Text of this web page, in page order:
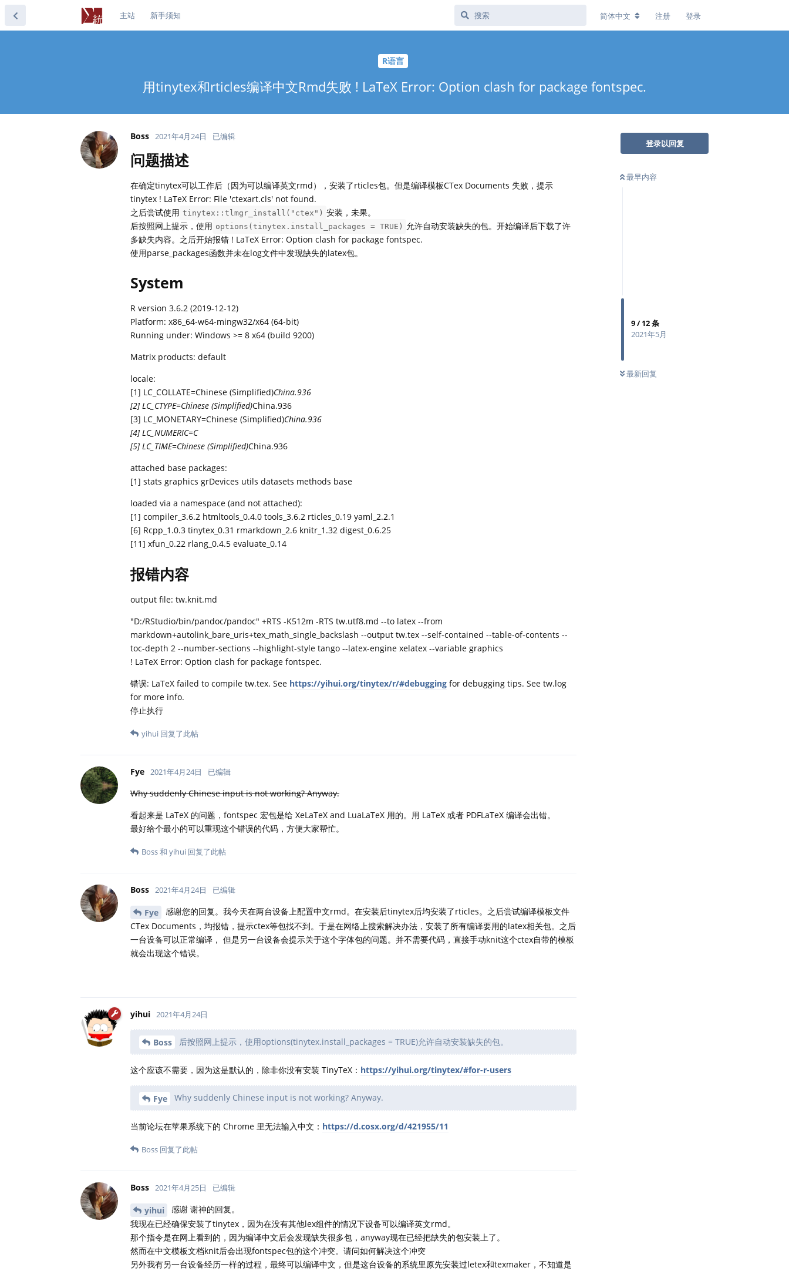
主站 新手须知 简体中文 注册 登录
R语言
用tinytex和rticles编译中文Rmd失败 ! LaTeX Error: Option clash for package fontspec.
登录以回复
最早内容
9/12条
2021年5月
最新回复
Boss 2021年4月24日 已编辑
问题描述
在确定tinytex可以工作后（因为可以编译英文rmd），安装了rticles包。但是编译模板CTex Documents 失败，提示
tinytex ! LaTeX Error: File 'ctexart.cls' not found.
之后尝试使用 tinytex::tlmgr_install("ctex") 安装，未果。
后按照网上提示，使用 options(tinytex.install_packages = TRUE) 允许自动安装缺失的包。开始编译后下载了许
多缺失内容。之后开始报错 ! LaTeX Error: Option clash for package fontspec.
使用parse_packages函数并未在log文件中发现缺失的latex包。
System
R version 3.6.2 (2019-12-12)
Platform: x86_64-w64-mingw32/x64 (64-bit)
Running under: Windows >= 8 x64 (build 9200)
Matrix products: default
locale:
[1] LC_COLLATE=Chinese (Simplified)China.936
[2] LC_CTYPE=Chinese (Simplified)China.936
[3] LC_MONETARY=Chinese (Simplified)China.936
[4] LC_NUMERIC=C
[5] LC_TIME=Chinese (Simplified)China.936
attached base packages:
[1] stats graphics grDevices utils datasets methods base
loaded via a namespace (and not attached):
[1] compiler_3.6.2 htmltools_0.4.0 tools_3.6.2 rticles_0.19 yaml_2.2.1
[6] Rcpp_1.0.3 tinytex_0.31 rmarkdown_2.6 knitr_1.32 digest_0.6.25
[11] xfun_0.22 rlang_0.4.5 evaluate_0.14
报错内容
output file: tw.knit.md
"D:/RStudio/bin/pandoc/pandoc" +RTS -K512m -RTS tw.utf8.md --to latex --from
markdown+autolink_bare_uris+tex_math_single_backslash --output tw.tex --self-contained --table-of-contents --
toc-depth 2 --number-sections --highlight-style tango --latex-engine xelatex --variable graphics
! LaTeX Error: Option clash for package fontspec.
错误: LaTeX failed to compile tw.tex. See https://yihui.org/tinytex/r/#debugging for debugging tips. See tw.log
for more info.
停止执行
yihui 回复了此帖
Fye 2021年4月24日 已编辑
Why suddenly Chinese input is not working? Anyway.
看起来是 LaTeX 的问题，fontspec 宏包是给 XeLaTeX and LuaLaTeX 用的。用 LaTeX 或者 PDFLaTeX 编译会出错。
最好给个最小的可以重现这个错误的代码，方便大家帮忙。
Boss和 yihui 回复了此帖
Boss 2021年4月24日 已编辑
Fye
感谢您的回复。我今天在两台设备上配置中文rmd。在安装后tinytex后均安装了rticles。之后尝试编译模板文件
CTex Documents，均报错，提示ctex等包找不到。于是在网络上搜索解决办法，安装了所有编译要用的latex相关包。之后
一台设备可以正常编译， 但是另一台设备会提示关于这个字体包的问题。并不需要代码，直接手动knit这个ctex自带的模板
就会出现这个错误。
yihui 2021年4月24日
Boss 后按照网上提示，使用options(tinytex.install_packages = TRUE)允许自动安装缺失的包。
这个应该不需要，因为这是默认的，除非你没有安装 TinyTeX： https://yihui.org/tinytex/#for-r-users
Fye Why suddenly Chinese input is not working? Anyway.
当前论坛在苹果系统下的 Chrome 里无法输入中文： https://d.cosx.org/d/421955/11
Boss 回复了此帖
Boss 2021年4月25日 已编辑
yihui
感谢 谢神的回复。
我现在已经确保安装了tinytex，因为在没有其他lex组件的情况下设备可以编译英文rmd。
那个指令是在网上看到的，因为编译中文后会发现缺失很多包，anyway现在已经把缺失的包安装上了。
然而在中文模板文档knit后会出现fontspec包的这个冲突。请问如何解决这个冲突
另外我有另一台设备经历一样的过程，最终可以编译中文，但是这台设备的系统里原先安装过letex和texmaker，不知道是